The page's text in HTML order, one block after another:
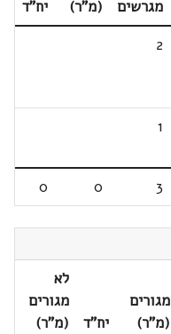
מגרשים
(מ"ר)
יח"ד
2
1
3
0
0
מגורים
(מ"ר)
יח"ד
לא
מגורים
(מ"ר)